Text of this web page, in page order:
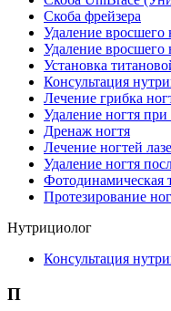
Скоба фрейзера
Удаление вросшего
Удаление вросшего
Установка
Консультация
Лечение грибка
Удаление ногтя при
Дренаж ногтя
Лечение ногтей
Удаление ногтя
Фотодинамическая
Протезирование
Нутрициолог
Консультация
П